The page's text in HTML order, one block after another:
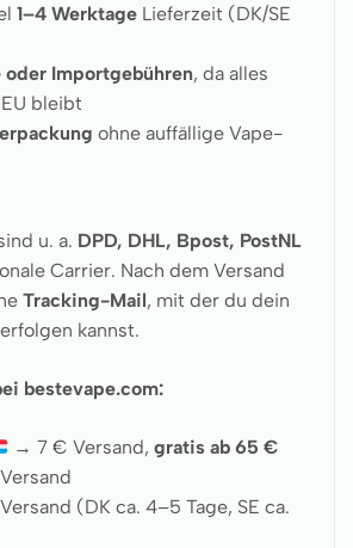
1–4 Werktage Lieferzeit (DK/SE
Importgebühren, da alles
bleibt
ohne auffällige Vape-
u. a. DPD, DHL, Bpost, PostNL
Carrier. Nach dem Versand
Tracking-Mail, mit der du dein
kannst.
bestevape.com:
→ 7 € Versand, gratis ab 65 €
(DK ca. 4–5 Tage, SE ca.